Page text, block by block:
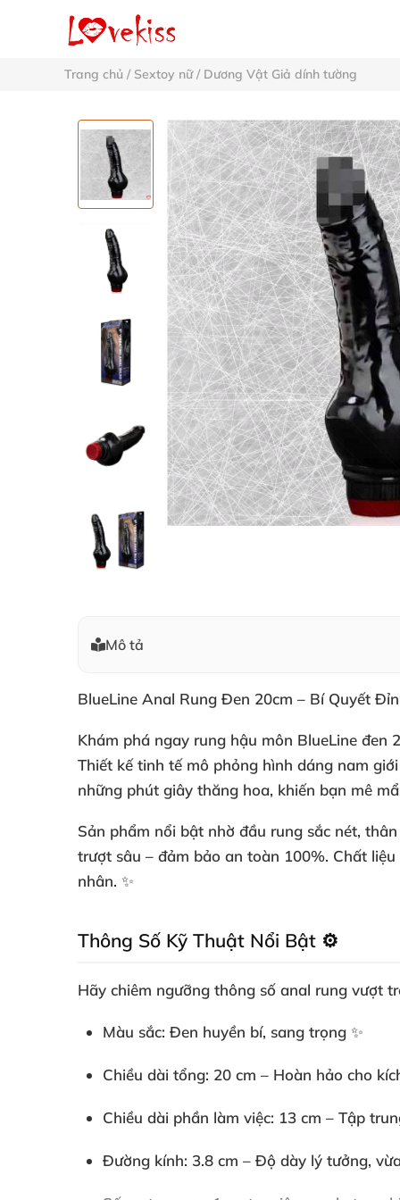
Trang chủ / Sextoy nữ/ Dương Vật Giả dính tường
Mô tả
BlueLine Anal Rung Đen 20cm – Bí Quyết
Khám phá ngay rung hậu môn BlueLine đen
Thiết kế tinh tế mô phỏng hình dáng nam
những phút giây thăng hoa, khiến bạn mê
Sản phẩm nổi bật nhờ đầu rung sắc nét,
trượt sâu – đảm bảo an toàn 100%. Chất
nhân. ✨
Thông Số Kỹ Thuật Nổi Bật ⚙️
Hãy chiêm ngưỡng thông số anal rung vượt
Màu sắc: Đen huyền bí, sang trọng ✨
Chiều dài tổng: 20 cm – Hoàn hảo cho
Chiều dài phần làm việc: 13 cm – Tập
Đường kính: 3.8 cm – Độ dày lý tưởng,